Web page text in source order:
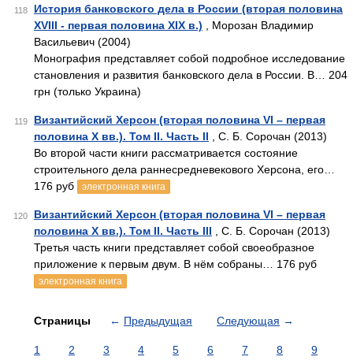
118
История банковского дела в России (вторая половина
XVIII - первая половина XIX в.) , Морозан Владимир
Васильевич (2004)
Монография представляет собой подробное исследование
становления и развития банковского дела в России. В… 204
грн (только Украина)
119
Византийский Херсон (вторая половина VI – первая
половина X вв.). Том II. Часть II , С. Б. Сорочан (2013)
Во второй части книги рассматривается состояние
строительного дела раннесредневекового Херсона, его…
176 руб
электронная книга
120
Византийский Херсон (вторая половина VI – первая
половина X вв.). Том II. Часть III , С. Б. Сорочан (2013)
Третья часть книги представляет собой своеобразное
приложение к первым двум. В нём собраны… 176 руб
электронная книга
Страницы ← Предыдущая Следующая →
1 2 3 4 5 6 7 8
9